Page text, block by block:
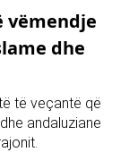
vëmendje
dhe
të veçantë që
andaluziane